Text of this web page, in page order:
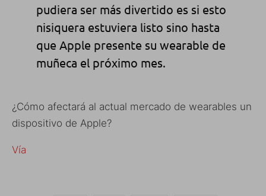
pudiera ser más divertido es si esto
nisiquera estuviera listo sino hasta
que Apple presente su wearable de
muñeca el próximo mes.
¿Cómo afectará al actual mercado de wearables un
dispositivo de Apple?
Vía